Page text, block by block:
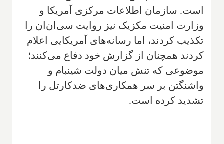
است. سازمان اطلاعات مرکزی آمریکا و
وزارت امنیت مکزیک نیز روایت سی‌ان‌ان را
تکذیب کردند، اما رسانه‌های آمریکایی اعلام
کردند همچنان از گزارش خود دفاع می‌کنند؛
موضوعی که تنش میان دولت شینبام و
واشنگتن بر سر همکاری‌های ضدکارتل را
تشدید کرده است.